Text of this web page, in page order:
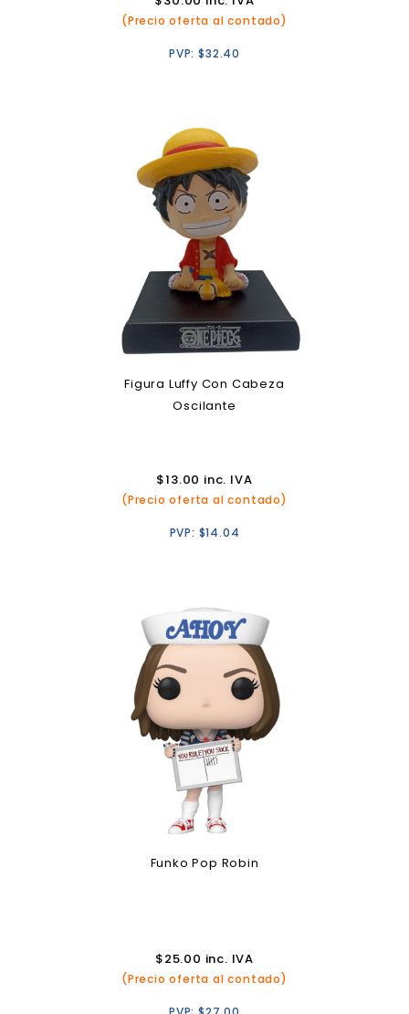
(Precio oferta al contado)
PVP:$32.40
Figura Luffy Con Cabeza
Oscilante
$13.00 inc. IVA
(Precio oferta al contado)
PVP: $14.04
Funko Pop Robin
$25.00 inc. IVA
(Precio oferta al contado)